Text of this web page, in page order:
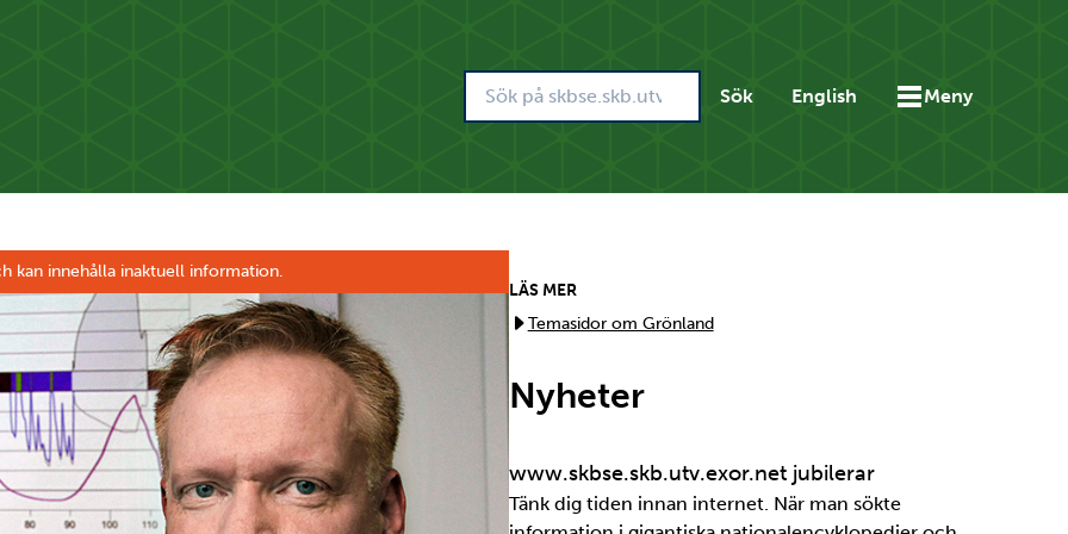
Sök English Meny
kan innehålla inaktuell information.
LÄS MER
Temasidor om Grönland
Nyheter
www.skbse.skb.utv.exor.net jubilerar
Tänk dig tiden innan internet. När man sökte